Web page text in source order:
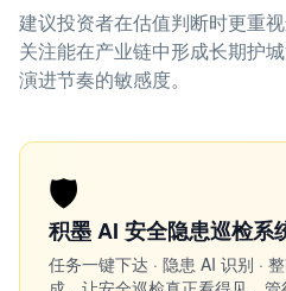
建议投资者在估值判断时更重
关注能在产业链中形成长期护
演进节奏的敏感度。
🛡️
积墨 AI 安全隐患巡检系
任务一键下达 · 隐患 AI 识别 ·